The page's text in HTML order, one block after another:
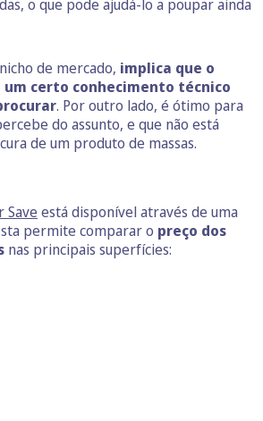
o que pode ajudá-lo a poupar ainda
de mercado, implica que o
certo conhecimento técnico
. Por outro lado, é ótimo para
do assunto, e que não está
de um produto de massas.
Save está disponível através de uma
permite comparar o preço dos
nas principais superfícies: